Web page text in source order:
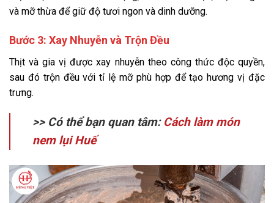
và mỡ thừa để giữ độ tươi ngon và dinh dưỡng.
Bước 3: Xay Nhuyễn và Trộn Đều
Thịt và gia vị được xay nhuyễn theo công thức độc quyền,
sau đó trộn đều với tỉ lệ mỡ phù hợp để tạo hương vị đặc
trưng.
>> Có thể bạn quan tâm: Cách làm món
nem lụi Huế